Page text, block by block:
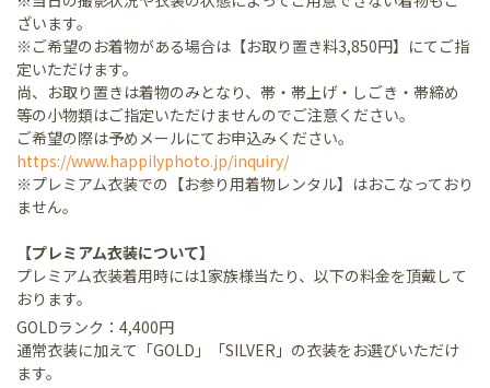
ざいます。
※ご希望のお着物がある場合は【お取り置き料3,850円】にてご指
定いただけます。
尚、お取り置きは着物のみとなり、帯・帯上げ・しごき・帯締め
等の小物類はご指定いただけませんのでご注意ください。
ご希望の際は予めメールにてお申込みください。
https://www.happilyphoto.jp/inquiry/
※プレミアム衣装での【お参り用着物レンタル】はおこなっており
ません。
【プレミアム衣装について】
プレミアム衣装着用時には1家族様当たり、以下の料金を頂戴して
おります。
GOLDランク：4,400円
通常衣装に加えて「GOLD」「SILVER」の衣装をお選びいただけ
ます。